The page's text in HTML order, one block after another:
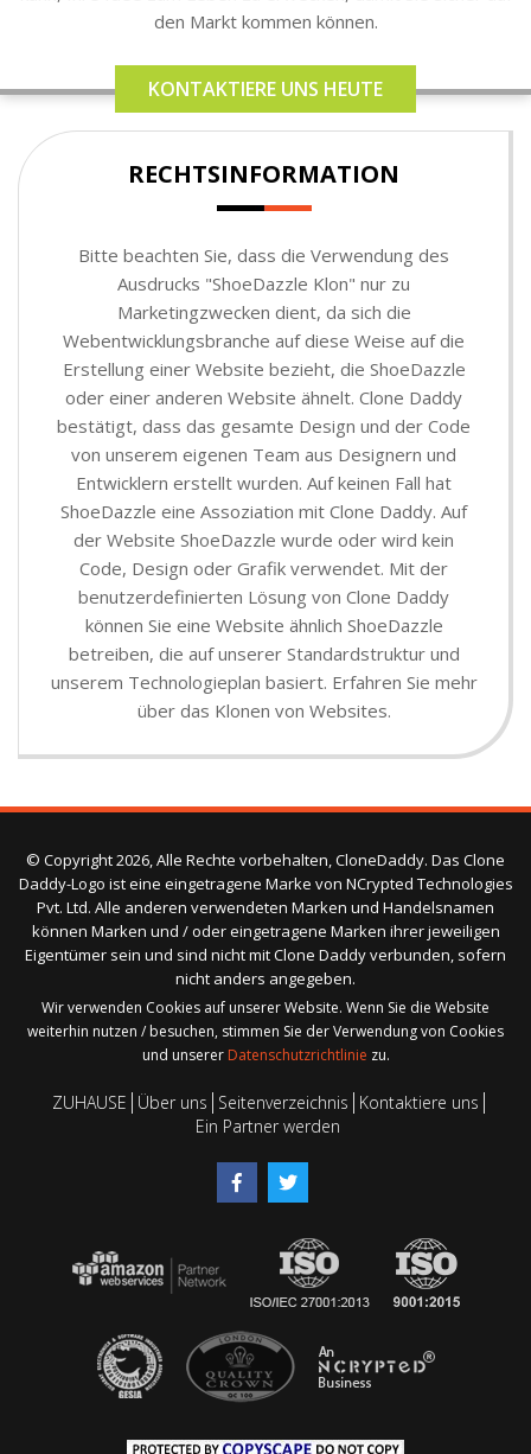
den Markt kommen können.
KONTAKTIERE UNS HEUTE
RECHTSINFORMATION
Bitte beachten Sie, dass die Verwendung des
Ausdrucks "ShoeDazzle Klon" nur zu
Marketingzwecken dient, da sich die
Webentwicklungsbranche auf diese Weise auf die
Erstellung einer Website bezieht, die ShoeDazzle
oder einer anderen Website ähnelt. Clone Daddy
bestätigt, dass das gesamte Design und der Code
von unserem eigenen Team aus Designern und
Entwicklern erstellt wurden. Auf keinen Fall hat
ShoeDazzle eine Assoziation mit Clone Daddy. Auf
der Website ShoeDazzle wurde oder wird kein
Code, Design oder Grafik verwendet. Mit der
benutzerdefinierten Lösung von Clone Daddy
können Sie eine Website ähnlich ShoeDazzle
betreiben, die auf unserer Standardstruktur und
unserem Technologieplan basiert. Erfahren Sie mehr
über das Klonen von Websites.
© Copyright 2026, Alle Rechte vorbehalten, CloneDaddy. Das Clone
Daddy-Logo ist eine eingetragene Marke von NCrypted Technologies
Pvt. Ltd. Alle anderen verwendeten Marken und Handelsnamen
können Marken und / oder eingetragene Marken ihrer jeweiligen
Eigentümer sein und sind nicht mit Clone Daddy verbunden, sofern
nicht anders angegeben.
Wir verwenden Cookies auf unserer Website. Wenn Sie die Website
weiterhin nutzen / besuchen, stimmen Sie der Verwendung von Cookies
und unserer Datenschutzrichtlinie zu.
ZUHAUSE Über uns Seitenverzeichnis Kontaktiere uns
Ein Partner werden